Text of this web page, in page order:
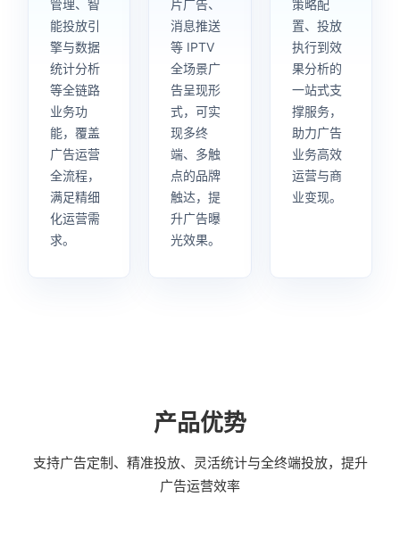
管理、智
能投放引
擎与数据
统计分析
等全链路
业务功
能，覆盖
广告运营
全流程，
满足精细
化运营需
求。
片广告、
消息推送
等 IPTV
全场景广
告呈现形
式，可实
现多终
端、多触
点的品牌
触达，提
升广告曝
光效果。
策略配
置、投放
执行到效
果分析的
一站式支
撑服务，
助力广告
业务高效
运营与商
业变现。
产品优势
支持广告定制、精准投放、灵活统计与全终端投放，提升
广告运营效率